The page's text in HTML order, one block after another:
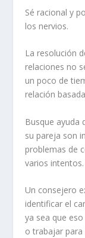
Sé racional y
los nervios.
La resolución
relaciones no
un poco de
relación
Busque ayuda
su pareja son
problemas de
varios intentos.
Un consejero
identificar el
ya sea que
o trabajar